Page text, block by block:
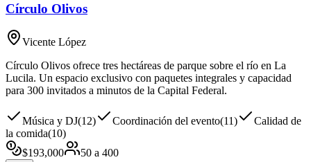
Círculo Olivos
Vicente López
Círculo Olivos ofrece tres hectáreas de parque sobre el río en La
Lucila. Un espacio exclusivo con paquetes integrales y capacidad
para 300 invitados a minutos de la Capital Federal.
Música y DJ(12) Coordinación del evento(11)
Calidad de
la comida(10)
$193,000 50 a 400